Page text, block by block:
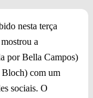
nesta terça
a
por Bella Campos)
Bloch) com um
sociais. O